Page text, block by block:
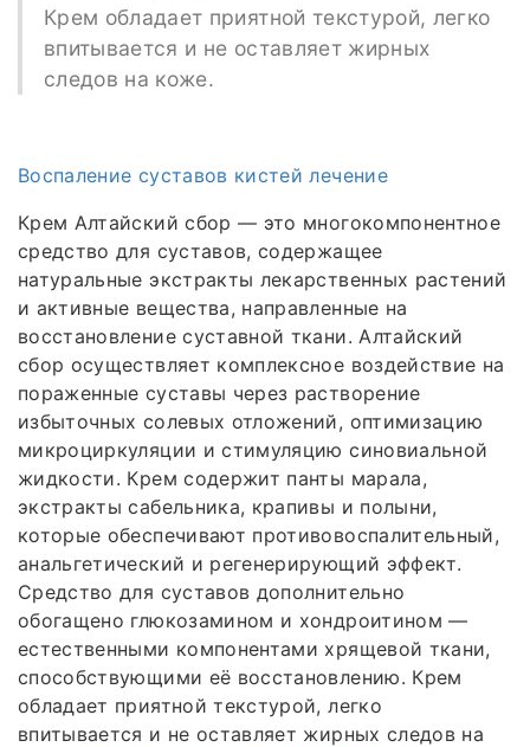
Крем обладает приятной текстурой, легко
впитывается и не оставляет жирных
следов на коже.
Воспаление суставов кистей лечение
Крем Алтайский сбор — это многокомпонентное
средство для суставов, содержащее
натуральные экстракты лекарственных растений
и активные вещества, направленные на
восстановление суставной ткани. Алтайский
сбор осуществляет комплексное воздействие на
пораженные суставы через растворение
избыточных солевых отложений, оптимизацию
микроциркуляции и стимуляцию синовиальной
жидкости. Крем содержит панты марала,
экстракты сабельника, крапивы и полыни,
которые обеспечивают противовоспалительный,
анальгетический и регенерирующий эффект.
Средство для суставов дополнительно
обогащено глюкозамином и хондроитином —
естественными компонентами хрящевой ткани,
способствующими её восстановлению. Крем
обладает приятной текстурой, легко
впитывается и не оставляет жирных следов на